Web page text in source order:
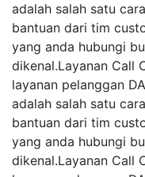
adalah salah satu
bantuan dari tim
yang anda hubungi
dikenal.Layanan Call
layanan pelanggan
adalah salah satu
bantuan dari tim
yang anda hubungi
dikenal.Layanan Call